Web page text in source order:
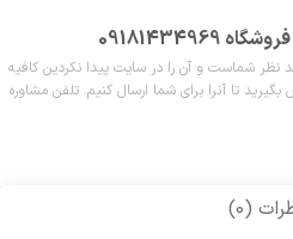
نظر شماست و آن را در سایت پیدا نکردین کافیه
تا آنرا برای شما ارسال کنیم. تلفن مشاوره
(0)